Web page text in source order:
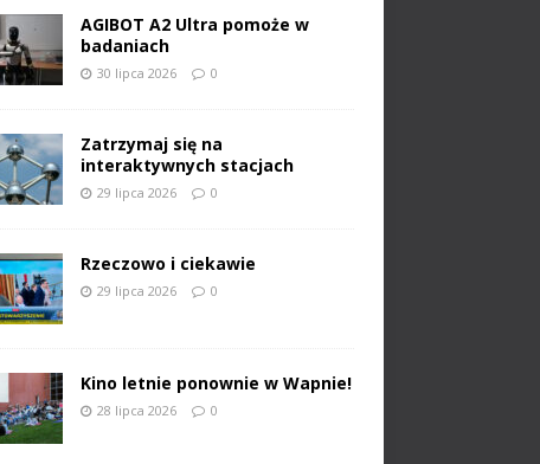
AGIBOT A2 Ultra pomoże w
badaniach
30 lipca 2026 0
Zatrzymaj się na
interaktywnych stacjach
29 lipca 2026 0
Rzeczowo i ciekawie
29 lipca 2026 0
Kino letnie ponownie w Wapnie!
28 lipca 2026 0